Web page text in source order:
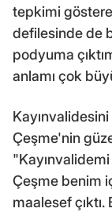
tepkimi
defilesinde de
podyuma
anlamı çok
Çeşme'nin
Çeşme benim
maalesef